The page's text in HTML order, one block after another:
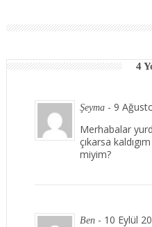
4
Şeyma- 9
Merhabalar
çıkarsa
miyim?
Ben- 10 Eylül